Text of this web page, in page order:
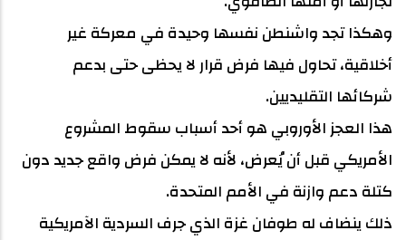
وهكذا تجد واشنطن نفسها وحيدة في معركة غير
أخلاقية، تحاول فيها فرض قرار لا يحظى حتى بدعم
شركائها التقليديين.
هذا العجز الأوروبي هو أحد أسباب سقوط المشروع
الأمريكي قبل أن يُعرض، لأنه لا يمكن فرض واقع جديد دون
كتلة دعم وازنة في الأمم المتحدة.
ذلك ينضاف له طوفان غزة الذي جرف السردية الآمريكية